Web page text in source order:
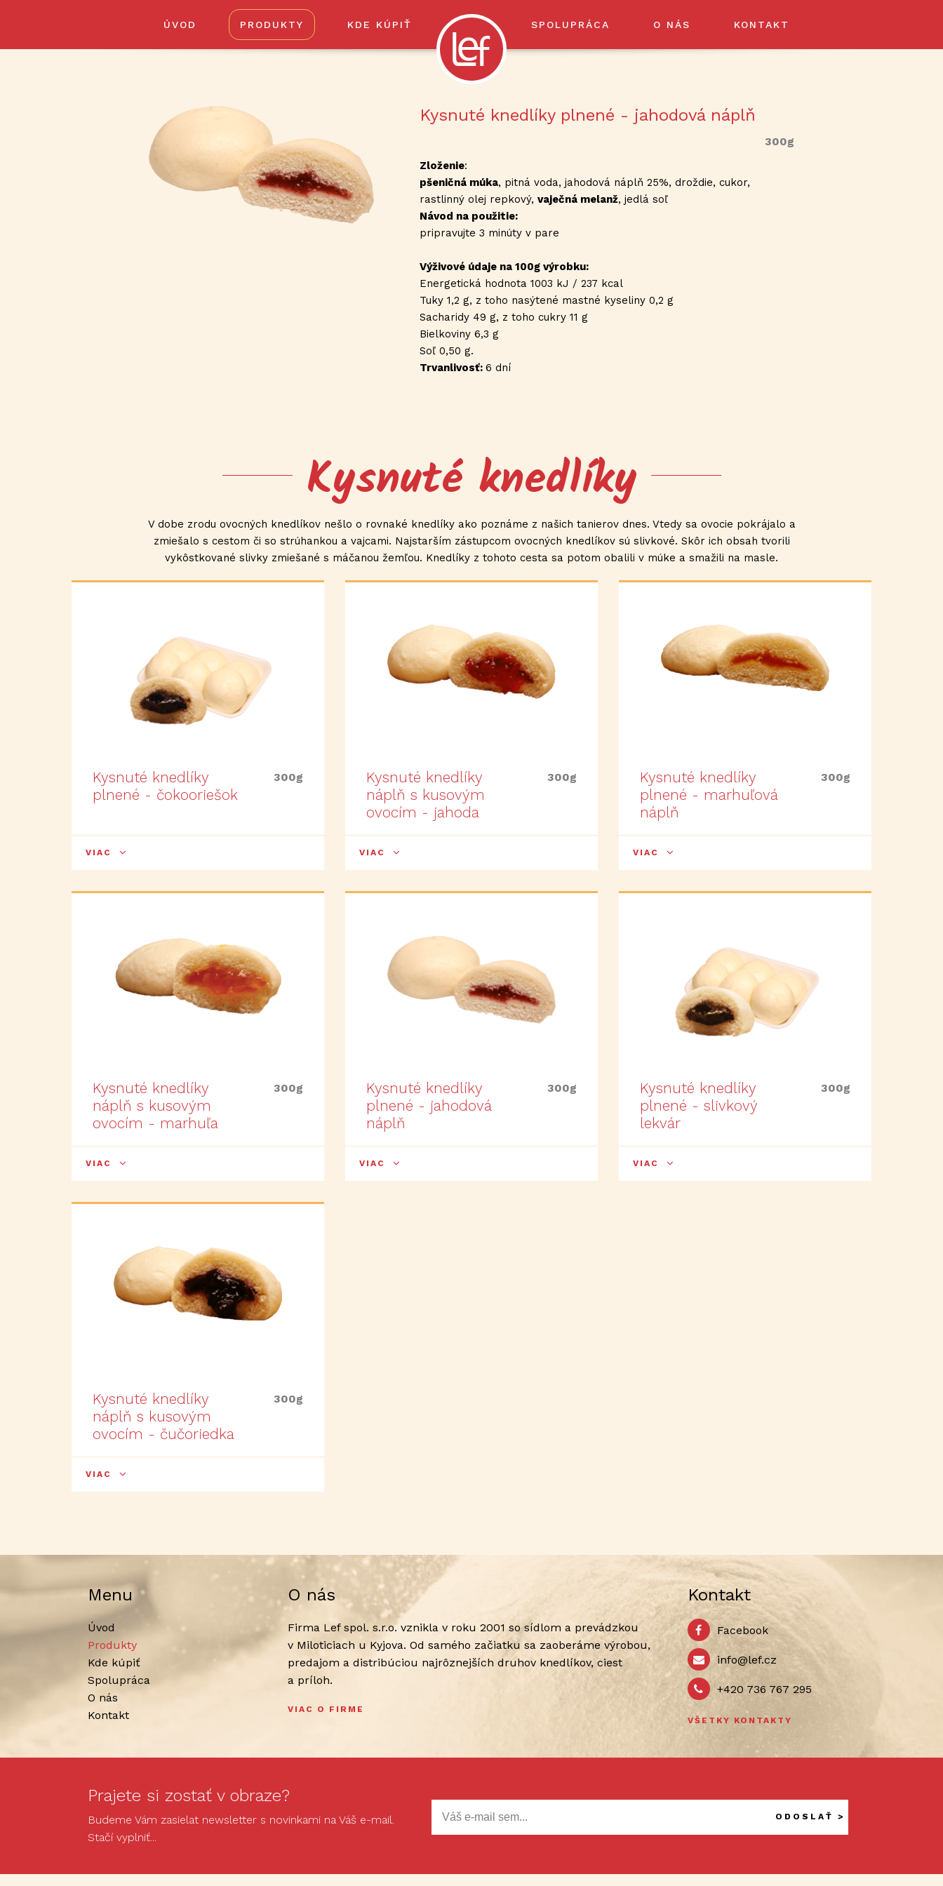
ÚVOD PRODUKTY KDE KÚPIŤ SPOLUPRÁCA O NÁS KONTAKT
Kysnuté knedlíky plnené - jahodová náplň
300g
Zloženie:
pšeničná múka, pitná voda, jahodová náplň 25%, droždie, cukor,
rastlinný olej repkový,vaječná melanž, jedlá soľ
Návod na použitie:
pripravujte 3 minúty v pare
Výživové údaje na 100g výrobku:
Energetická hodnota 1003 kJ / 237 kcal
Tuky 1,2 g, z toho nasýtené mastné kyseliny 0,2 g
Sacharidy 49 g, z toho cukry 11 g
Bielkoviny 6,3 g
Soľ 0,50 g.
Trvanlivosť:6 dní
Kysnuté knedlíky
V dobe zrodu ovocných knedlíkov nešlo o rovnaké knedlíky ako poznáme z našich tanierov dnes. Vtedy sa ovocie pokrájalo a
zmiešalo s cestom či so strúhankou a vajcami. Najstarším zástupcom ovocných knedlíkov sú slivkové. Skôr ich obsah tvorili
vykôstkované slivky zmiešané s máčanou žemľou. Knedlíky z tohoto cesta sa potom obalili v múke a smažili na masle.
Kysnuté knedlíky
plnené - čokooriešok
300g
VIAC
Kysnuté knedlíky
náplň s kusovým
ovocím - marhuľa
300g
VIAC
Kysnuté knedlíky
náplň s kusovým
ovocím - čučoriedka
300g
VIAC
Kysnuté knedlíky
náplň s kusovým
ovocím - jahoda
300g
VIAC
Kysnuté knedlíky
plnené - jahodová
náplň
300g
VIAC
Kysnuté knedlíky
plnené - marhuľová
náplň
300g
VIAC
Kysnuté knedlíky
plnené - slivkový
lekvár
300g
VIAC
Menu
Úvod
Produkty
Kde kúpiť
Spolupráca
O nás
Kontakt
O nás
Firma Lef spol. s.r.o. vznikla v roku 2001 so sídlom a prevádzkou
v Miloticiach u Kyjova. Od samého začiatku sa zaoberáme výrobou,
predajom a distribúciou najrôznejších druhov knedlíkov, ciest
a príloh.
VIAC O FIRME
Kontakt
Facebook
info@lef.cz
+420 736 767 295
VŠETKY KONTAKTY
Prajete si zostať v obraze?
Budeme Vám zasielat newsletter s novinkami na Váš e-mail.
Stačí vyplniť...